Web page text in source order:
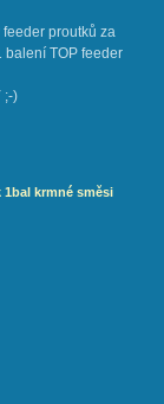
feeder proutků za
balení TOP feeder
;-)
1bal krmné směsi